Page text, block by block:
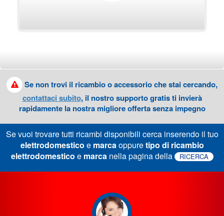
Se non trovi il ricambio o accessorio che stai cercando,
contattaci subito, il nostro supporto gratis ti invierà
rapidamente la nostra migliore offerta senza impegno
Se vuoi trovare tutti ricambi disponibili cerca inserendo il tuo
elettrodomestico e marcaoppuretipo di ricambio
elettrodomestico e marcanella pagina della RICERCA